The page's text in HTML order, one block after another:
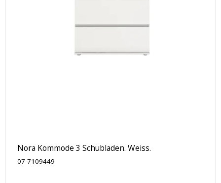
Nora Kommode 3 Schubladen. Weiss.
07-7109449